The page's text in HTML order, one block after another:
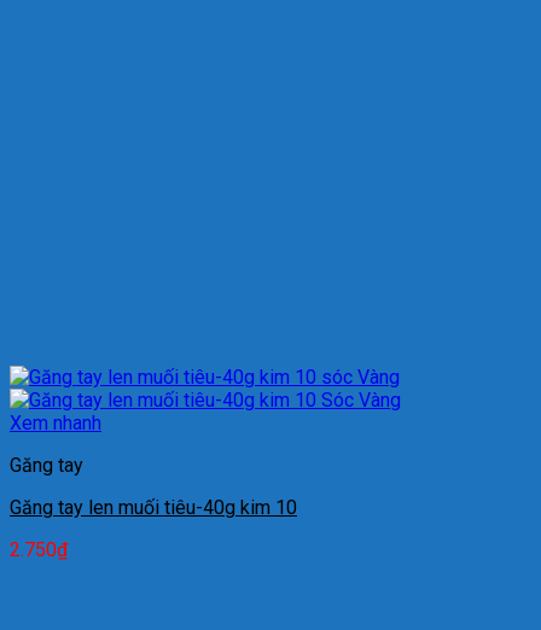
Xem nhanh
Găng tay
Găng tay len muối tiêu-40g kim 10
2.750₫